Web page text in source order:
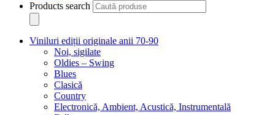
Products search
Viniluri ediții originale anii 70-90
Noi, sigilate
Oldies – Swing
Blues
Clasică
Country
Electronică, Ambient, Acustică, Instrumentală